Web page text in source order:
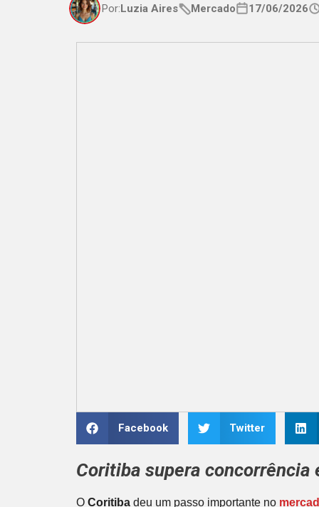
Por:Luzia Aires Mercado 17/06/2026
Facebook Twitter
Coritiba supera concorrência
O Coritiba deu um passo importante no